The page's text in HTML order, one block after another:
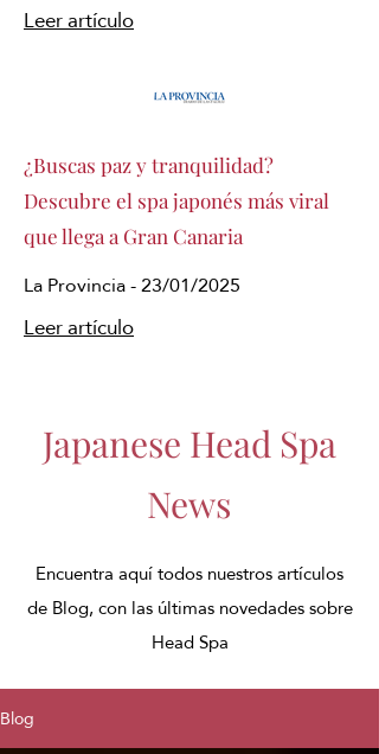
Leer artículo
¿Buscas paz y tranquilidad?
Descubre el spa japonés más viral
que llega a Gran Canaria
La Provincia - 23/01/2025
Leer artículo
Japanese Head Spa
News
Encuentra aquí todos nuestros artículos
de Blog, con las últimas novedades sobre
Head Spa
Blog